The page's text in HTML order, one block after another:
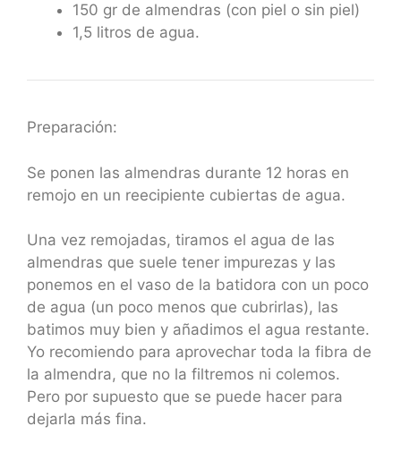
150 gr de almendras (con piel o sin piel)
1,5 litros de agua.
Preparación:
Se ponen las almendras durante 12 horas en
remojo en un reecipiente cubiertas de agua.
Una vez remojadas, tiramos el agua de las
almendras que suele tener impurezas y las
ponemos en el vaso de la batidora con un poco
de agua (un poco menos que cubrirlas), las
batimos muy bien y añadimos el agua restante.
Yo recomiendo para aprovechar toda la fibra de
la almendra, que no la filtremos ni colemos.
Pero por supuesto que se puede hacer para
dejarla más fina.